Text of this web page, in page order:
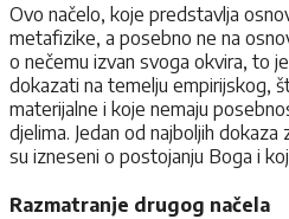
Ovo načelo, koje predstavlja
metafizike, a posebno ne na
o nečemu izvan svoga okvira, to
dokazati na temelju empirijskog,
materijalne i koje nemaju
djelima. Jedan od najboljih
su izneseni o postojanju Boga i
Razmatranje drugog načela